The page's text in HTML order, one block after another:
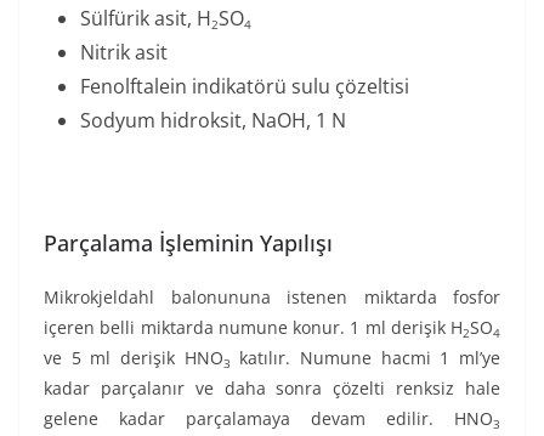
Sülfürik asit, H2SO4
Nitrik asit
Fenolftalein indikatörü sulu çözeltisi
Sodyum hidroksit, NaOH, 1 N
Parçalama İşleminin Yapılışı
Mikrokjeldahl balonununa istenen miktarda fosfor
içeren belli miktarda numune konur. 1 ml derişik H2SO4
ve 5 ml derişik HNO3
katılır. Numune hacmi 1 ml’ye
kadar parçalanır ve daha sonra çözelti renksiz hale
gelene kadar parçalamaya devam edilir. HNO3